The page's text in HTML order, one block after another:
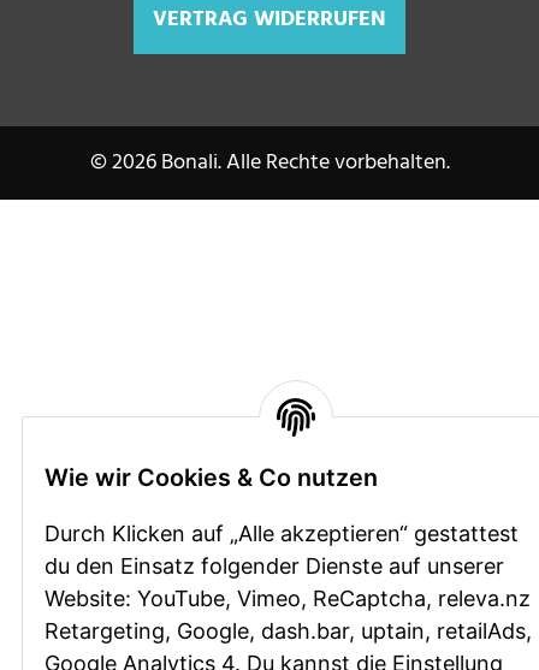
Wie wir Cookies & Co nutzen
Durch Klicken auf „Alle akzeptieren“ gestattest
du den Einsatz folgender Dienste auf unserer
Website: YouTube, Vimeo, ReCaptcha, releva.nz
Retargeting, Google, dash.bar, uptain, retailAds,
Google Analytics 4. Du kannst die Einstellung
VERTRAG WIDERRUFEN
© 2026 Bonali. Alle Rechte vorbehalten.